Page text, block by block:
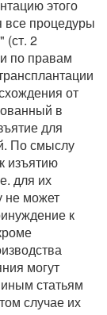
этого
все процедуры
(ст. 2
по правам
от
в
для
По смыслу
изъятию
для их
не может
к
могут
статьям
случае их